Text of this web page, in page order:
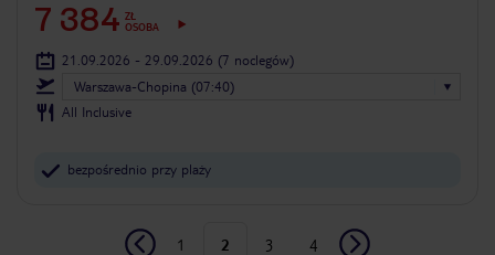
7 384 ZŁ
OSOBA
21.09.2026 - 29.09.2026 (7 noclegów)
Warszawa-Chopina (07:40)
All Inclusive
bezpośrednio przy plaży
1 2 3 4